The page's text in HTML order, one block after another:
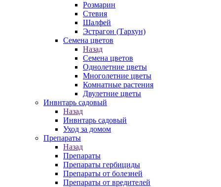
Розмарин
Стевия
Шалфей
Эстрагон (Тархун)
Семена цветов
Назад
Семена цветов
Однолетние цветы
Многолетние цветы
Комнатные растения
Двулетние цветы
Инвнтарь садовый
Назад
Инвнтарь садовый
Уход за домом
Препараты
Назад
Препараты
Препараты гербициды
Препараты от болезней
Препараты от вредителей